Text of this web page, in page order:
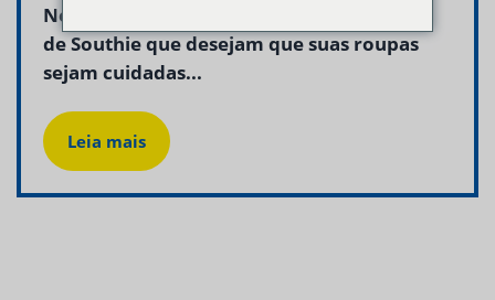
Neptune Laundry oferece aos moradores
de Southie que desejam que suas roupas
sejam cuidadas...
Leia mais